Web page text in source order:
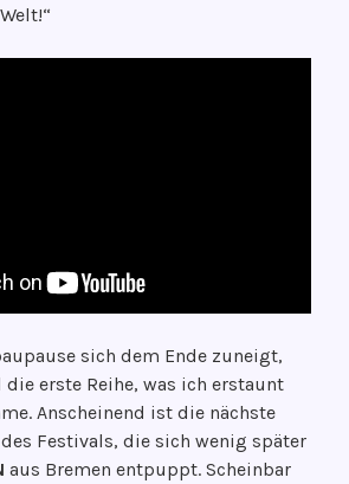
sich dem Ende zuneigt,
erste Reihe, was ich erstaunt
Anscheinend ist die nächste
Festivals, die sich wenig später
aus Bremen entpuppt. Scheinbar